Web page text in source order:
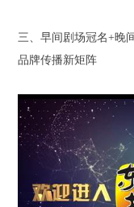
三、早间剧场冠名+晚
品牌传播新矩阵